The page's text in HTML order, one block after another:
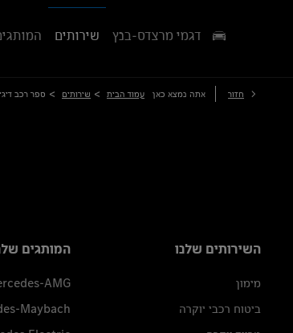
דגמי מרצדס-בנץ שירותים
חזור אתה נמצא כאן עמוד הבית > שירותים > ספר רכב
השירותים שלנו
מימון
ביטוח רכבי יוקרה
המותגים
AMG
Maybach